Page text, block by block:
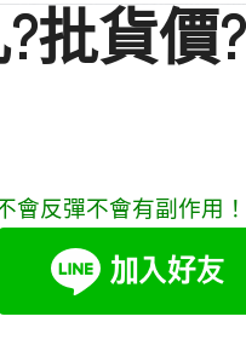
批貨價
反彈不會有副作用